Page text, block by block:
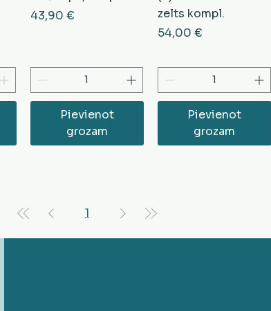
Cena
43,90 €
Pievienot
grozam
zelts kompl.
Cena
54,00 €
Pievienot
grozam
1